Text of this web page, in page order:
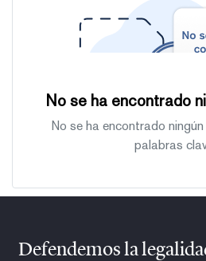
No se ha encontrado
No se ha encontrado
palabras
Defendemos la